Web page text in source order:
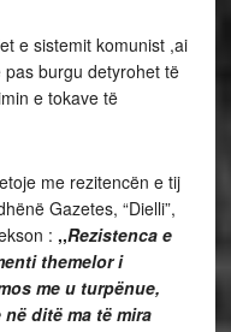
e sistemit komunist ,ai
burgu detyrohet të
e tokave të
me rezitencën e tij
Gazetes, “Dielli”,
: ,,Rezistenca e
themelor i
me u turpënue,
ditë ma të mira